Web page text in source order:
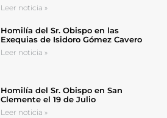
Leer noticia »
Homilía del Sr. Obispo en las
Exequias de Isidoro Gómez Cavero
Leer noticia »
Homilía del Sr. Obispo en San
Clemente el 19 de Julio
Leer noticia »